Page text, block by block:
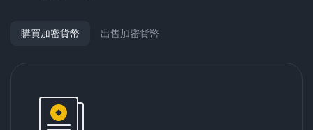
購買加密貨幣 出售加密貨幣